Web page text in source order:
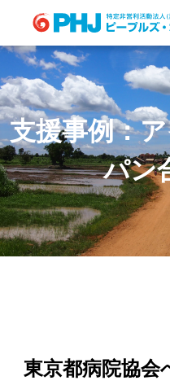
content
支援事例：
パン
東京都病院協会